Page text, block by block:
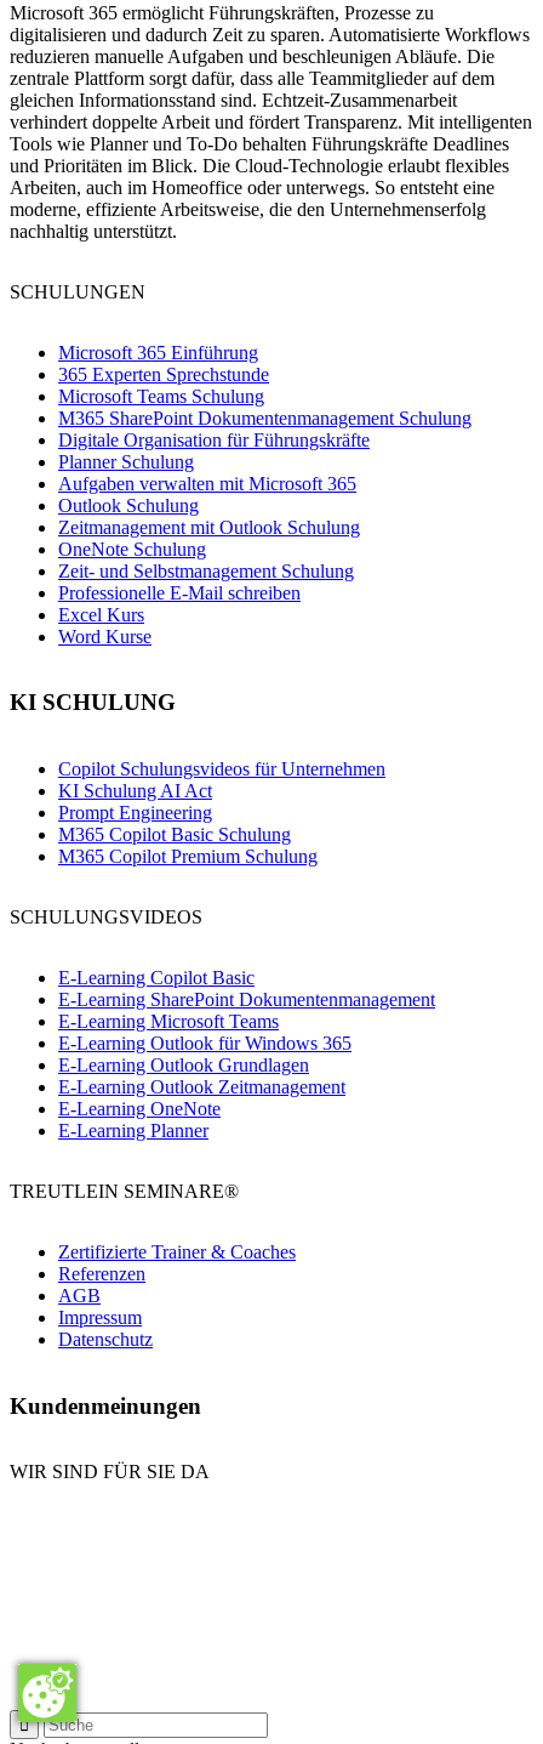
Microsoft 365 ermöglicht Führungskräften, Prozesse zu
digitalisieren und dadurch Zeit zu sparen. Automatisierte Workflows
reduzieren manuelle Aufgaben und beschleunigen Abläufe. Die
zentrale Plattform sorgt dafür, dass alle Teammitglieder auf dem
gleichen Informationsstand sind. Echtzeit-Zusammenarbeit
verhindert doppelte Arbeit und fördert Transparenz. Mit intelligenten
Tools wie Planner und To-Do behalten Führungskräfte Deadlines
und Prioritäten im Blick. Die Cloud-Technologie erlaubt flexibles
Arbeiten, auch im Homeoffice oder unterwegs. So entsteht eine
moderne, effiziente Arbeitsweise, die den Unternehmenserfolg
nachhaltig unterstützt.
SCHULUNGEN
Microsoft 365 Einführung
365 Experten Sprechstunde
Microsoft Teams Schulung
M365 SharePoint Dokumentenmanagement Schulung
Digitale Organisation für Führungskräfte
Planner Schulung
Aufgaben verwalten mit Microsoft 365
Outlook Schulung
Zeitmanagement mit Outlook Schulung
OneNote Schulung
Zeit- und Selbstmanagement Schulung
Professionelle E-Mail schreiben
Excel Kurs
Word Kurse
KI SCHULUNG
Copilot Schulungsvideos für Unternehmen
KI Schulung AI Act
Prompt Engineering
M365 Copilot Basic Schulung
M365 Copilot Premium Schulung
SCHULUNGSVIDEOS
E-Learning Copilot Basic
E-Learning SharePoint Dokumentenmanagement
E-Learning Microsoft Teams
E-Learning Outlook für Windows 365
E-Learning Outlook Grundlagen
E-Learning Outlook Zeitmanagement
E-Learning OneNote
E-Learning Planner
TREUTLEIN SEMINARE®
Zertifizierte Trainer & Coaches
Referenzen
AGB
Impressum
Datenschutz
Kundenmeinungen
WIR SIND FÜR SIE DA
Anrufen